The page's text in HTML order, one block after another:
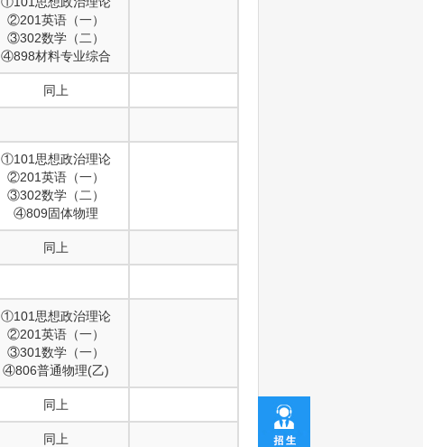
②201英语（一）
③302数学（二）
④898材料专业综合
同上
①101思想政治理论
②201英语（一）
③302数学（二）
④809固体物理
同上
①101思想政治理论
②201英语（一）
③301数学（一）
④806普通物理(乙)
同上
同上